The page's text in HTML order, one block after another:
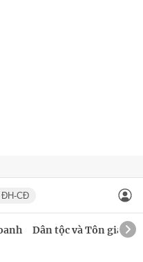
CĐ
Dân tộc và Tôn giáo